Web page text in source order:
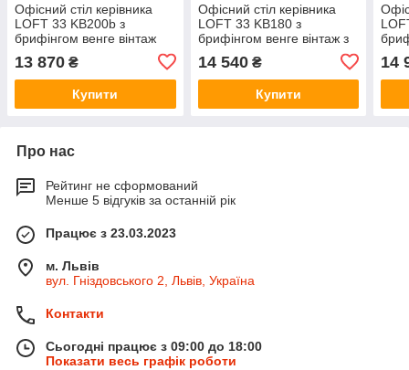
Офісний стіл керівника
LOFT 33 KB200b з
брифінгом венге вінтаж
13 870 ₴
Купити
Офісний стіл керівника
LOFT 33 KB180 з
брифінгом венге вінтаж з
14 540₴
Купити
14
Про нас
Рейтинг не сформований
Менше 5 відгуків за останній рік
Працює з 23.03.2023
м. Львів
вул. Гніздовського 2, Львів, Україна
Контакти
Сьогодні працює з 09:00 до 18:00
Показати весь графік роботи